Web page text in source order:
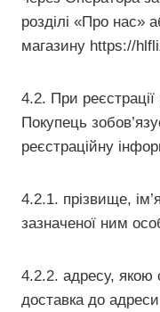
розділі «Про нас»
магазину https://
4.2. При реєстрації
Покупець
реєстраційну
4.2.1. прізвище,
зазначеної ним
4.2.2. адресу, якою
доставка до